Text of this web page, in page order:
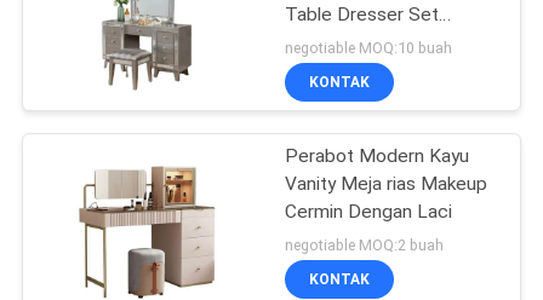
TAMPILAN
VR
TENTANG
Perabot Ruang
Makan
21
Table Dresser Set
Dengan Bangku
negotiable MOQ:10 buah
KONTAK
Perabot Modern Kayu
Vanity Meja rias Makeup
Cermin Dengan Laci
negotiable MOQ:2 buah
KONTAK